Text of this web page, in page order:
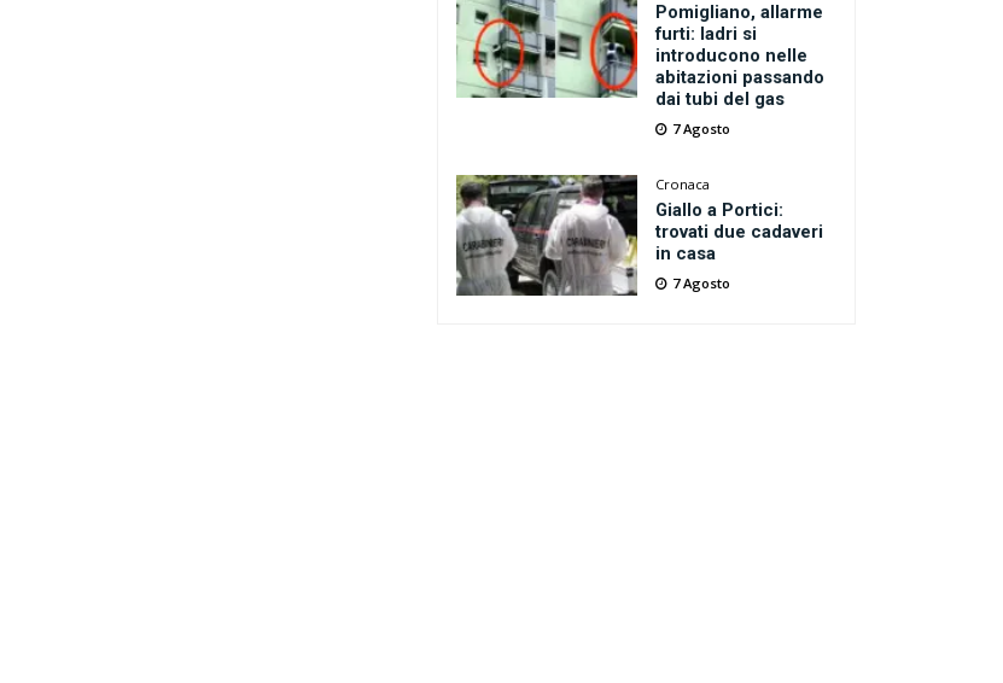
Pomigliano, allarme
furti: ladri si
introducono nelle
abitazioni passando
dai tubi del gas
7 Agosto
Cronaca
Giallo a Portici:
trovati due cadaveri
in casa
7 Agosto